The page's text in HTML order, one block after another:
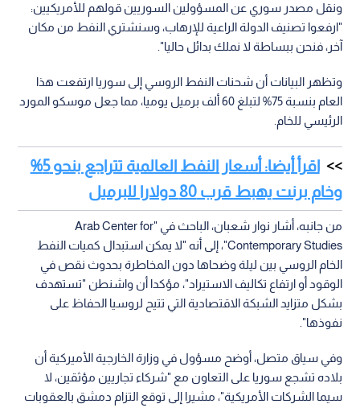
ونقل مصدر سوري عن المسؤولين السوريين قولهم للأمريكيين:
"ارفعوا تصنيف الدولة الراعية للإرهاب، وسنشتري النفط من مكان
آخر، فنحن ببساطة لا نملك بدائل حاليا".
وتظهر البيانات أن شحنات النفط الروسي إلى سوريا ارتفعت هذا
العام بنسبة 75% لتبلغ 60 ألف برميل يوميا، مما جعل موسكو المورد
الرئيسي للخام.
اقرأ أيضا: أسعار النفط العالمية تتراجع بنحو 5%
وخام برنت يهبط قرب 80 دولارا للبرميل
من جانبه، أشار نوار شعبان، الباحث في "Arab Center for
Contemporary Studies"، إلى أنه "لا يمكن استبدال كميات النفط
الخام الروسي بين ليلة وضحاها دون المخاطرة بحدوث نقص في
الوقود أو ارتفاع تكاليف الاستيراد"، مؤكدا أن واشنطن "تستهدف
بشكل متزايد الشبكة الاقتصادية التي تتيح لروسيا الحفاظ على
نفوذها".
وفي سياق متصل، أوضح مسؤول في وزارة الخارجية الأميركية أن
بلاده تشجع سوريا على التعاون مع "شركاء تجاريين مؤثقين، لا
سيما الشركات الأمريكية"، مشيرا إلى توقع التزام دمشق بالعقوبات